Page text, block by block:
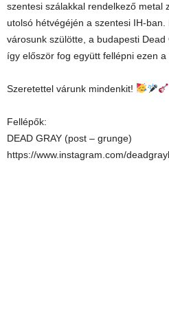
szentesi szálakkal rendelkező metal
utolsó hétvégéjén a szentesi IH-
városunk szülötte, a budapesti
így először fog együtt fellépni ezen a
Szeretettel várunk mindenkit!
Fellépők:
DEAD GRAY (post – grunge)
https://www.instagram.com/